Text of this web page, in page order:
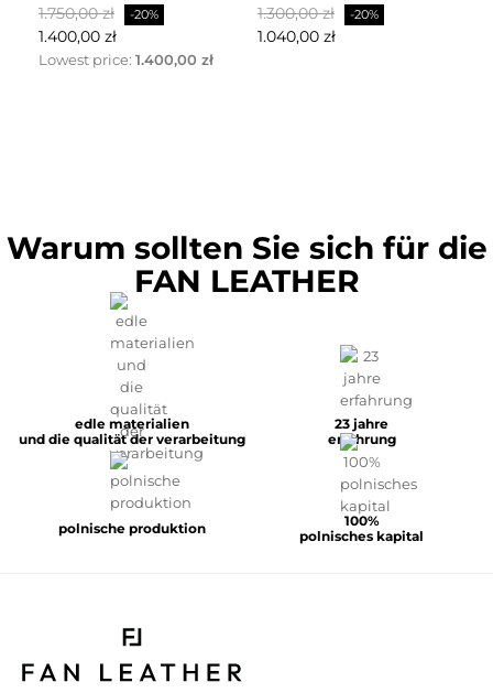
Regulärer
Preis
1.750,00 zł -20%
1.400,00 zł
Lowest price: 1.400,00 zł
Regulärer
Preis
1.300,00 zł -20%
1.040,00 zł
Warum sollten Sie sich für die
FAN LEATHER
edle materialien
und die qualität der verarbeitung
23 jahre
erfahrung
polnische produktion
100%
polnisches kapital